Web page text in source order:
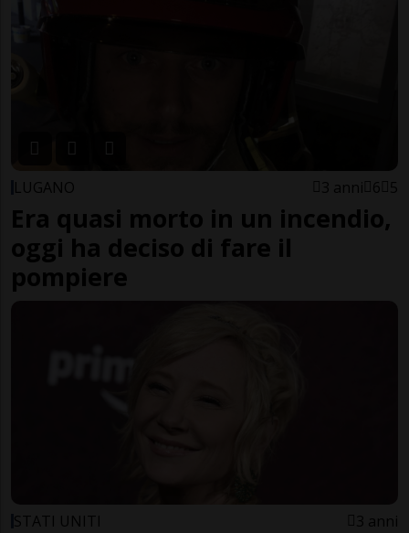
LUGANO 3 anni 6 5
Era quasi morto in un incendio,
oggi ha deciso di fare il
pompiere
STATI UNITI 3 anni